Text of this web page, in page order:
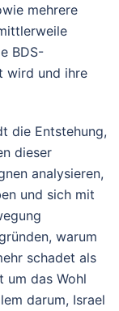
mehrere
BDS-
wird und ihre
die Entstehung,
dieser
analysieren,
und sich mit
warum
schadet als
um das Wohl
darum, Israel